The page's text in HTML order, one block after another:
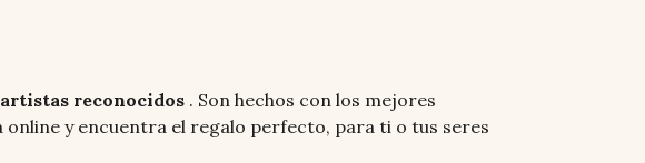
reconocidos . Son hechos con los mejores
y encuentra el regalo perfecto, para ti o tus seres